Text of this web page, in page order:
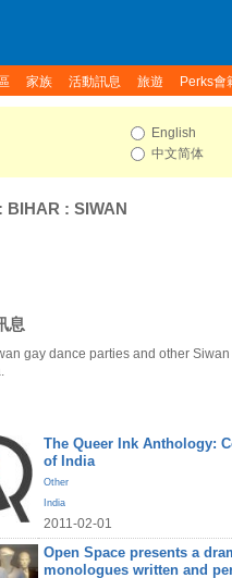
家族 活動訊息 旅遊 Perks會
English
中文简体
: BIHAR : SIWAN
息
gay dance parties and other
The Queer Ink Anthology:
of India
Other
India
2011-02-01
Open Space presents a
monologues written and